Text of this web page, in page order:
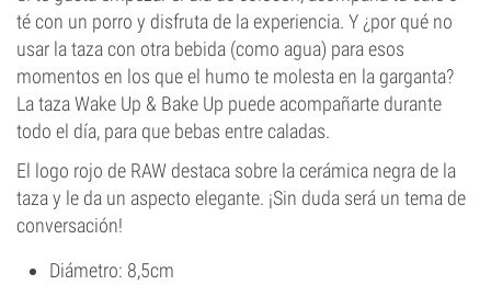
té con un porro y disfruta de la experiencia. Y ¿por qué no
usar la taza con otra bebida (como agua) para esos
momentos en los que el humo te molesta en la garganta?
La taza Wake Up & Bake Up puede acompañarte durante
todo el día, para que bebas entre caladas.
El logo rojo de RAW destaca sobre la cerámica negra de la
taza y le da un aspecto elegante. ¡Sin duda será un tema de
conversación!
Diámetro: 8,5cm